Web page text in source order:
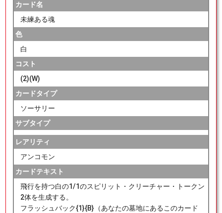
カード名
未練ある魂
色
白
コスト
(2)(W)
カードタイプ
ソーサリー
サブタイプ
レアリティ
アンコモン
カードテキスト
飛行を持つ白の1/1のスピリット・クリーチャー・トークン
2体を生成する。
フラッシュバック{1}{B}（あなたの墓地にあるこのカード